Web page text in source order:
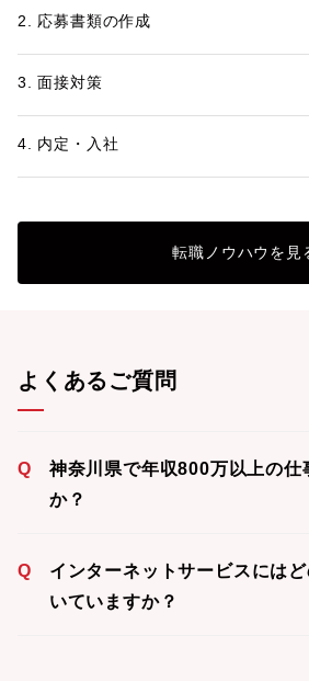
2. 応募書類の作成
3. 面接対策
4. 内定・入社
転職ノウハウを見
よくあるご質問
Q
神奈川県で年収800万以上の仕
か？
Q
インターネットサービスには
いていますか？